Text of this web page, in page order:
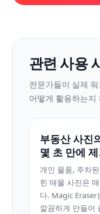
관련 사용
전문가들이 실제
어떻게 활용하는지
부동산 사진
몇 초 만에
개인 물품, 주차
힌 매물 사진은
다. Magic Eraser
깔끔하게 만들어